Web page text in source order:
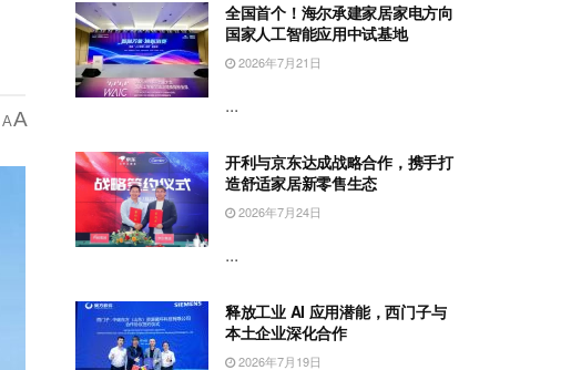
AA
全国首个！海尔承建家居家电方向
国家人工智能应用中试基地
2026年7月21日
...
开利与京东达成战略合作，携手打
造舒适家居新零售生态
2026年7月24日
...
释放工业 AI 应用潜能，西门子与
本土企业深化合作
2026年7月19日